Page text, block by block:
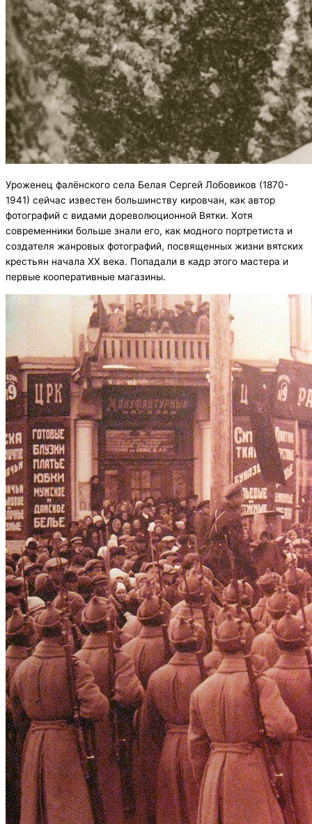
Уроженец фалёнского села Белая Сергей Лобовиков (1870-
1941) сейчас известен большинству кировчан, как автор
фотографий с видами дореволюционной Вятки. Хотя
современники больше знали его, как модного портретиста и
создателя жанровых фотографий, посвященных жизни вятских
крестьян начала XX века. Попадали в кадр этого мастера и
первые кооперативные магазины.